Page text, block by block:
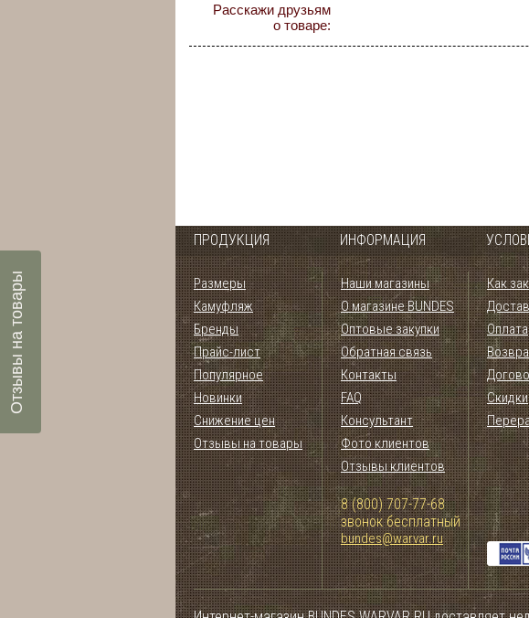
Расскажи друзьям
о товаре:
ПРОДУКЦИЯ ИНФОРМАЦИЯ
Размеры
Камуфляж
Бренды
Прайс-лист
Популярное
Новинки
Снижение цен
Отзывы на товары
Наши магазины
О магазине BUNDES
Оптовые закупки
Обратная связь
Контакты
FAQ
Консультант
Фото клиентов
Отзывы клиентов
8 (800) 707-77-68
звонок бесплатный
bundes@warvar.ru
Как
Оплата
Скидки
Отзывы на товары